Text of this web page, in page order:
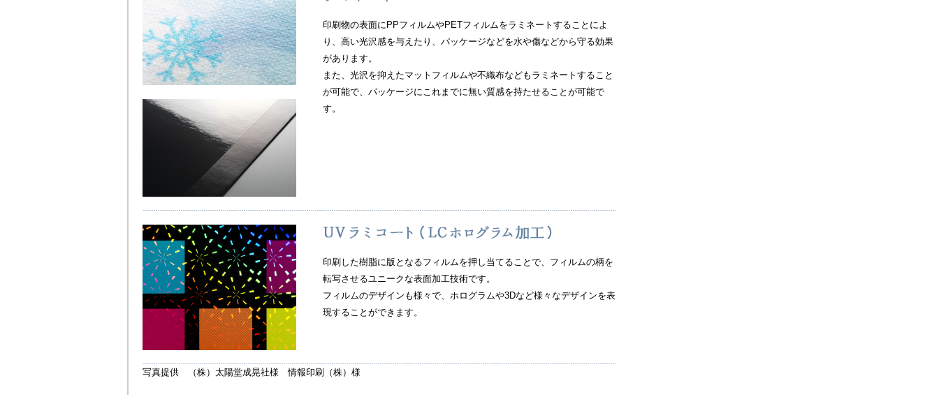
印刷物の表面にPPフィルムやPETフィルムをラミネートすることによ
り、高い光沢感を与えたり、パッケージなどを水や傷などから守る効果
があります。
また、光沢を抑えたマットフィルムや不織布などもラミネートすること
が可能で、パッケージにこれまでに無い質感を持たせることが可能で
す。
印刷した樹脂に版となるフィルムを押し当てることで、フィルムの柄を
転写させるユニークな表面加工技術です。
フィルムのデザインも様々で、ホログラムや3Dなど様々なデザインを表
現することができます。
写真提供 （株）太陽堂成晃社様 情報印刷（株）様